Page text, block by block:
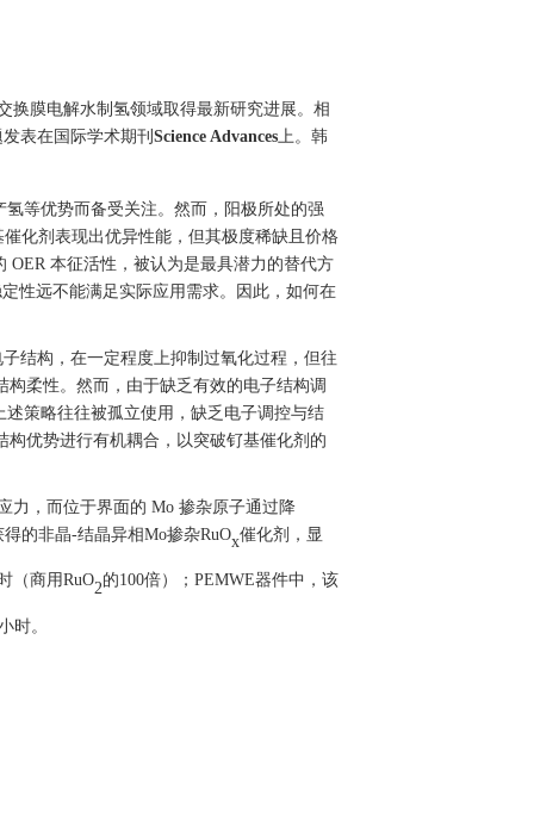
换膜电解水制氢领域取得最新研究进展。相
表在国际学术期刊 Science Advances上。韩
氢等优势而备受关注。然而，阳极所处的强
化剂表现出优异性能，但其极度稀缺且价格
OER 本征活性，被认为是最具潜力的替代方
性远不能满足实际应用需求。因此，如何在
结构，在一定程度上抑制过氧化过程，但往
柔性。然而，由于缺乏有效的电子结构调
策略往往被孤立使用，缺乏电子调控与结
构优势进行有机耦合，以突破钌基催化剂的
力，而位于界面的 Mo 掺杂原子通过降
的非晶-结晶异相Mo掺杂RuOx催化剂，显
（商用RuO2的100倍）； PEMWE器件中，该
时。